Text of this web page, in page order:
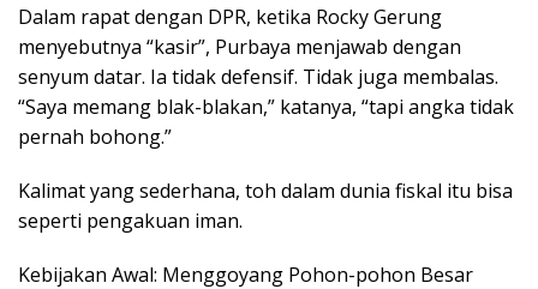
Dalam rapat dengan DPR, ketika Rocky Gerung
menyebutnya “kasir”, Purbaya menjawab dengan
senyum datar. Ia tidak defensif. Tidak juga membalas.
“Saya memang blak-blakan,” katanya, “tapi angka tidak
pernah bohong.”
Kalimat yang sederhana, toh dalam dunia fiskal itu bisa
seperti pengakuan iman.
Kebijakan Awal: Menggoyang Pohon-pohon Besar